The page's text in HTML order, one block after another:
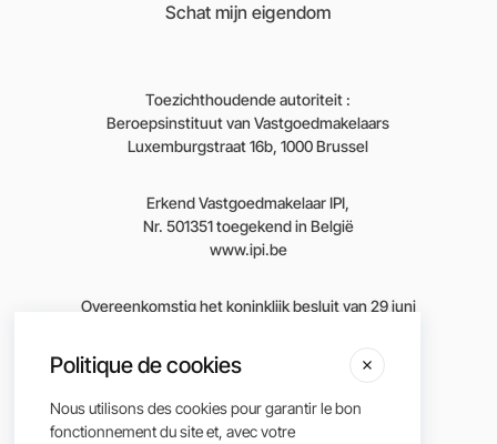
Schat mijn eigendom
Toezichthoudende autoriteit :
Beroepsinstituut van Vastgoedmakelaars
Luxemburgstraat 16b, 1000 Brussel
Erkend Vastgoedmakelaar IPI,
Nr. 501351 toegekend in België
www.ipi.be
Overeenkomstig het koninklijk besluit van 29 juni
deontologische code van het Beroepsinstituut
van Vastgoedmakelaars.
Politique de cookies
Nous utilisons des cookies pour garantir le bon
fonctionnement du site et, avec votre